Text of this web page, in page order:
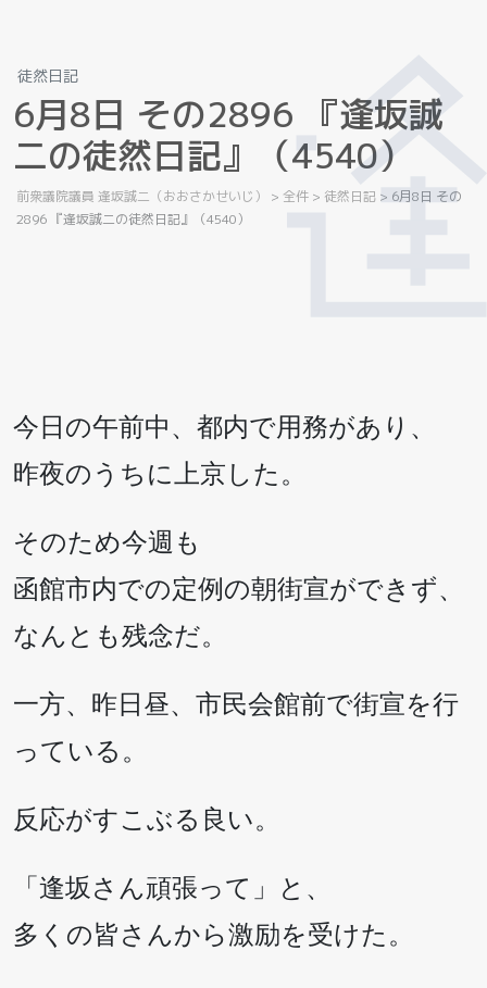
徒然日記
6月8日 その2896 『逢坂誠
二の徒然日記』 （4540）
前衆議院議員 逢坂誠二（おおさかせいじ） > 全件 > 徒然日記 > 6月8日 その
2896 『逢坂誠二の徒然日記』（4540）
今日の午前中、都内で用務があり、
昨夜のうちに上京した。
そのため今週も
函館市内での定例の朝街宣ができず、
なんとも残念だ。
一方、昨日昼、市民会館前で街宣を行
っている。
反応がすこぶる良い。
「逢坂さん頑張って」と、
多くの皆さんから激励を受けた。